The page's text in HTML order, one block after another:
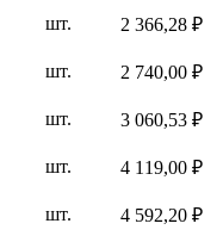
шт.
2 366,28 ₽
шт.
2 740,00 ₽
шт.
3 060,53 ₽
шт.
4 119,00 ₽
шт.
4 592,20 ₽